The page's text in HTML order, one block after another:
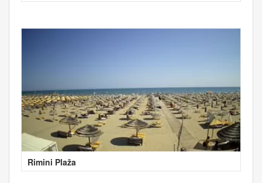
Rimini Plaža